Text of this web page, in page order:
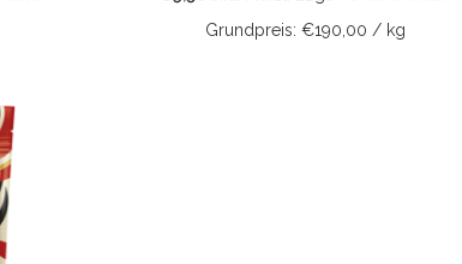
Grundpreis: €190,00 / kg